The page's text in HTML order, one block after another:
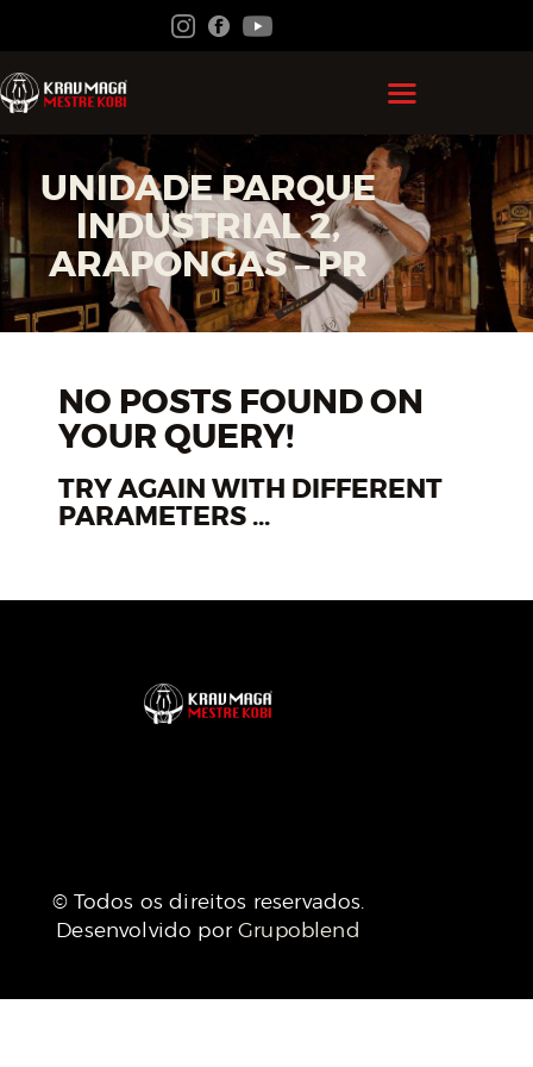
UNIDADE PARQUE
INDUSTRIAL 2,
ARAPONGAS – PR
HOME
GRÃO MESTRE KOBI
KRAV MAGA
FEDERAÇÃO
CONTATO
ÁREA DO ALUNO
NO POSTS FOUND ON
YOUR QUERY!
TRY AGAIN WITH DIFFERENT
PARAMETERS ...
© Todos os direitos reservados.
Desenvolvido porGrupoblend